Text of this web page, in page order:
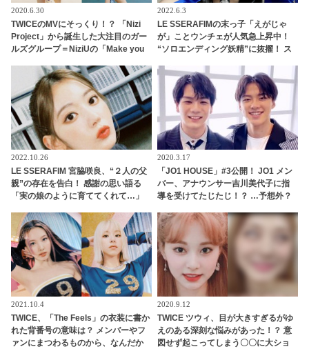
2020.6.30
TWICEのMVにそっくり！？ 「Nizi
Project」から誕生した大注目のガー
ルズグループ＝NiziUの「Make you
とさせるシーンが満載[動画あり]
2022.6.3
LE SSERAFIMの末っ子「えがじゃ
が」ことウンチェが人気急上昇中！
“ソロエンディング妖精”に抜擢！ ス
粋な笑顔とかわいすぎる愛嬌にメン
バーも悶絶
2022.10.26
LE SSERAFIM 宮脇咲良、“２人の父
親”の存在を告白！ 感謝の思い語る
「実の娘のように育ててくれて…」
ティブな話題にも臆せず堂々とした
姿を見せる彼女に称賛の声
2020.3.17
「JO1 HOUSE」#3公開！ JO1 メン
バー、アナウンサー吉川美代子に指
導を受けてたじたじ！？ …予想外？
ル分けに注目・・
2021.10.4
TWICE、「The Feels」の衣装に書か
れた背番号の意味は？ メンバーやフ
ァンにまつわるものから、なんだか
2020.9.12
TWICE ツウィ、目が大きすぎるがゆ
えのある深刻な悩みがあった！？ 意
図せず起こってしまう〇〇に大ショ